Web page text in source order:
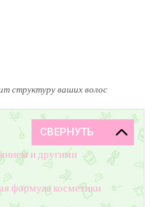
структуру ваших волос
и другими
формула косметики